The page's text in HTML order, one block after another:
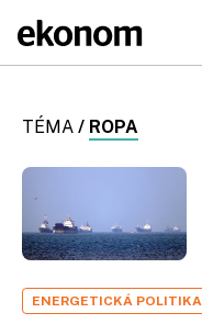
TÉMA / ROPA
ENERGETICKÁ POLITIKA